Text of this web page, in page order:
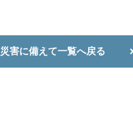
災害に備えて一覧へ戻る